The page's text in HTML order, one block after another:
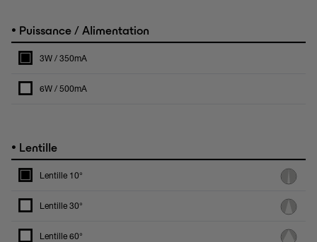
• Puissance / Alimentation
3W / 350mA
6W / 500mA
• Lentille
Lentille 10°
Lentille 30°
Lentille 60°